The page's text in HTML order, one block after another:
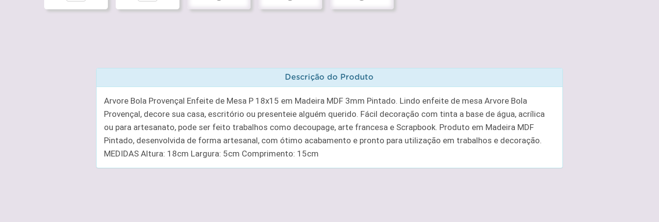
Descrição do Produto
Arvore Bola Provençal Enfeite de Mesa P 18x15 em Madeira MDF 3mm Pintado. Lindo enfeite de mesa Arvore Bola
Provençal, decore sua casa, escritório ou presenteie alguém querido. Fácil decoração com tinta a base de água, acrílica
ou para artesanato, pode ser feito trabalhos como decoupage, arte francesa e Scrapbook. Produto em Madeira MDF
Pintado, desenvolvida de forma artesanal, com ótimo acabamento e pronto para utilização em trabalhos e decoração.
MEDIDAS Altura: 18cm Largura: 5cm Comprimento: 15cm